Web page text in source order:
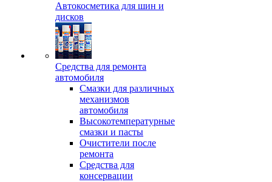
Автокосметика для шин и
дисков
Средства для ремонта
автомобиля
Смазки для различных
механизмов
автомобиля
Высокотемпературные
смазки и пасты
Очистители после
ремонта
Средства для
консервации